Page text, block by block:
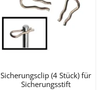
Sicherungsclip (4 Stück) für
Sicherungsstift